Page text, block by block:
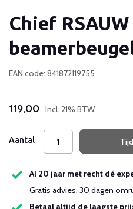
Chief
EAN code: 841872119755
119,00 Incl. 21% BTW
Aantal
Al 20 jaar met recht dé
Gratis advies, 30 dagen